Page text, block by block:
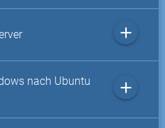
add
nach Ubuntu
add